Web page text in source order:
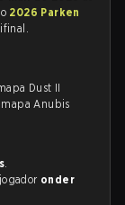
2026 Parken
Dust II
mapa Anubis
.
onder